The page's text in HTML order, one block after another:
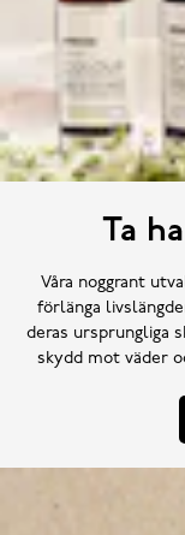
Ta
Våra noggrant
förlänga
deras ursprungliga
skydd mot väder